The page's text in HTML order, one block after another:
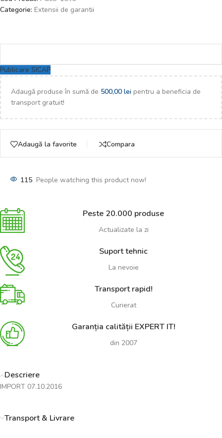
Categorie: Extensii de garantii
Publicare SICAP
Adaugă produse în sumă de 500,00 lei pentru a beneficia de
transport gratuit!
Adaugă la favorite Compara
115 People watching this product now!
Peste 20.000 produse
Actualizate la zi
Suport tehnic
La nevoie
Transport rapid!
Curierat
Garanția calității EXPERT IT!
din 2007
Descriere
IMPORT 07.10.2016
Transport & Livrare